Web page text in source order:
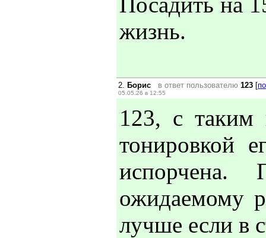
жизнь.
2. Борис в ответ пользователю 123 [
05.05.26 в 12:55
123, с таким
тонировкой
ожидаемому
лучше если в